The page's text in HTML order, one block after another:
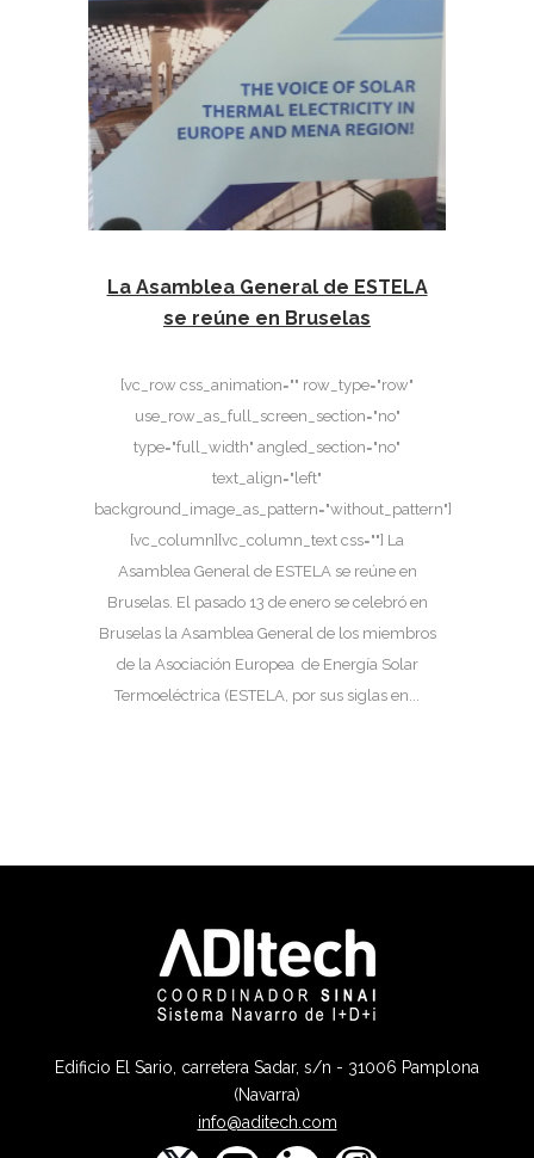
La Asamblea General de ESTELA
se reúne en Bruselas
[vc_row css_animation="" row_type="row"
use_row_as_full_screen_section="no"
type="full_width" angled_section="no"
text_align="left"
background_image_as_pattern="without_pattern"]
[vc_column][vc_column_text css=""] La
Asamblea General de ESTELA se reúne en
Bruselas. El pasado 13 de enero se celebró en
Bruselas la Asamblea General de los miembros
de la Asociación Europea de Energía Solar
Termoeléctrica (ESTELA, por sus siglas en...
Edificio El Sario, carretera Sadar, s/n - 31006 Pamplona
(Navarra)
info@aditech.com